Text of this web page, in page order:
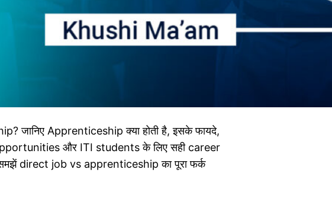
जानिए Apprenticeship क्या होती है, इसके फायदे,
और ITI students के लिए सही career
direct job vs apprenticeship का पूरा फर्क